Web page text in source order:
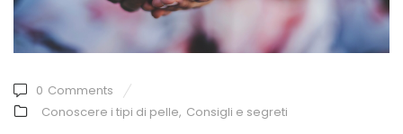
0 Comments
Conoscere i tipi di pelle, Consigli e segreti